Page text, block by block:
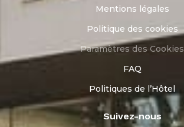
Mentions légales
Politique des cookies
Paramètres des Cookies
FAQ
Politiques de l’Hôtel
Suivez-nous